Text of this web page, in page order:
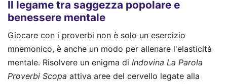
Il legame tra saggezza popolare e
benessere mentale
Giocare con i proverbi non è solo un esercizio
mnemonico, è anche un modo per allenare l'elasticità
mentale. Risolvere un enigma di Indovina La Parola
Proverbi Scopa attiva aree del cervello legate alla